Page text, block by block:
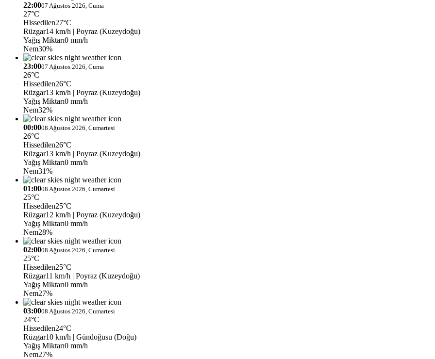
22:0007 Ağustos 2026, Cuma
27°C
Hissedilen27°C
Rüzgar14 km/h | Poyraz (Kuzeydoğu)
Yağış Miktarı0 mm/h
Nem30%
23:0007 Ağustos 2026, Cuma
26°C
Hissedilen26°C
Rüzgar13 km/h | Poyraz (Kuzeydoğu)
Yağış Miktarı0 mm/h
Nem32%
00:0008 Ağustos 2026, Cumartesi
26°C
Hissedilen26°C
Rüzgar13 km/h | Poyraz (Kuzeydoğu)
Yağış Miktarı0 mm/h
Nem31%
01:0008 Ağustos 2026, Cumartesi
25°C
Hissedilen25°C
Rüzgar12 km/h | Poyraz (Kuzeydoğu)
Yağış Miktarı0 mm/h
Nem28%
02:0008 Ağustos 2026, Cumartesi
25°C
Hissedilen25°C
Rüzgar11 km/h | Poyraz (Kuzeydoğu)
Yağış Miktarı0 mm/h
Nem27%
03:0008 Ağustos 2026, Cumartesi
24°C
Hissedilen24°C
Rüzgar10 km/h | Gündoğusu (Doğu)
Yağış Miktarı0 mm/h
Nem27%